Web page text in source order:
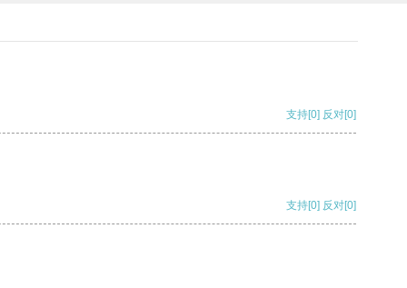
支持[0] 反对[0]
支持[0] 反对[0]